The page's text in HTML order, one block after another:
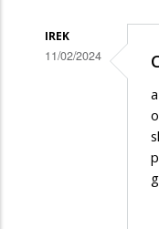
IREK
11/02/2024